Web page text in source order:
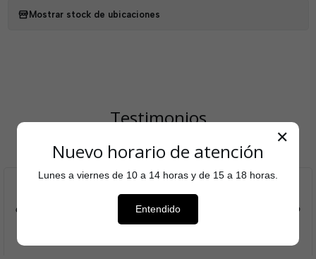
Mostrar stock de ubicaciones
Testimonios
Aquí puedes agregar el testimonio que cada cliente
entregó sobre tu tienda para aumentar el reconocimiento
de tu marca.
✕
Nuevo horario de atención
Lunes a viernes de 10 a 14 horas y de 15 a 18 horas.
Entendido